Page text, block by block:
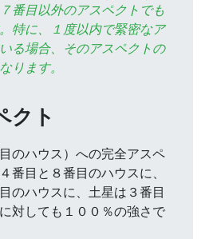
番目以外のアスペクトでも
特に、１度以内で緊密なア
る場合、そのアスペクトの
ります。
クト
のハウス）への完全アスペ
番目と８番目のハウスに、
のハウスに、土星は３番目
対しても１００％の強さで